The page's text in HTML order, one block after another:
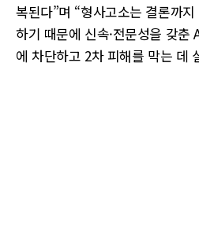
복된다”며 “형사고소는 결론까
하기 때문에 신속·전문성을 갖춘
에 차단하고 2차 피해를 막는 데